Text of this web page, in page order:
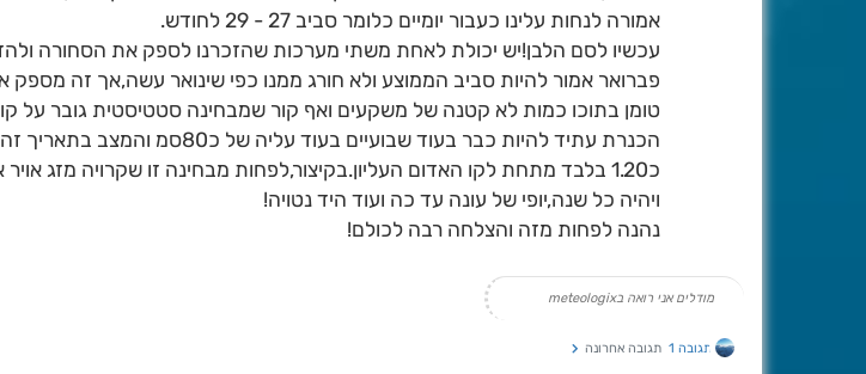
אמורה לנחות עלינו כעבור יומיים כלומר סביב 27 - 29 לחודש.
עכשיו לסם הלבן!יש יכולת לאחת משתי מערכות שהזכרנו לספק את הסחורה
פברואר אמור להיות סביב הממוצע ולא חורג ממנו כפי שינואר עשה,אך זה מספק
טומן בתוכו כמות לא קטנה של משקעים ואף קור שמבחינה סטטיסטית גובר על
הכנרת עתיד להיות כבר בעוד שבועיים בעוד
כ1.20 בלבד מתחת לקו האדום העליון.בקיצור,לפחות מבחינה זו שקרויה מזג
ויהיה כל שנה,יופי של עונה עד כה ועוד היד נטויה!
נהנה לפחות מזה והצלחה רבה לכולם!
מודלים אני רואה בmeteologix
תגובה 1 תגובה אחרונה